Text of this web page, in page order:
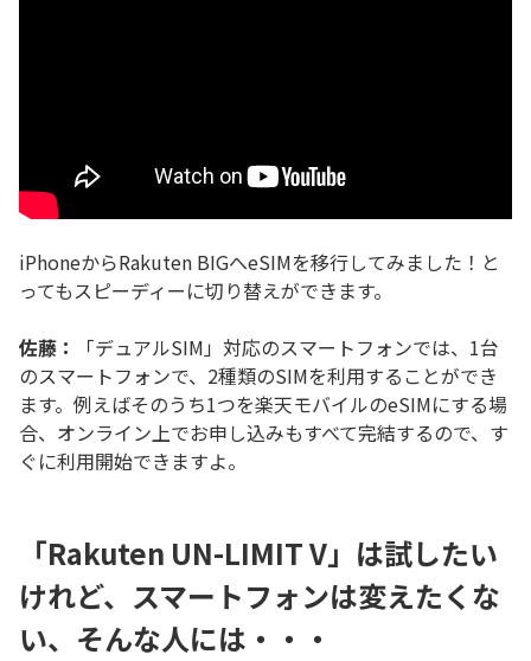
iPhoneからRakuten BIGへeSIMを移行してみました！と
ってもスピーディーに切り替えができます。
佐藤：
「デュアルSIM」対応のスマートフォンでは、1台
のスマートフォンで、2種類のSIMを利用することができ
ます。例えばそのうち1つを楽天モバイルのeSIMにする場
合、オンライン上でお申し込みもすべて完結するので、す
ぐに利用開始できますよ。
「Rakuten UN-LIMIT V」は試したい
けれど、スマートフォンは変えたくな
い、そんな人には・・・